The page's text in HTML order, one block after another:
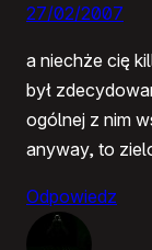
27/02/2007
a niechże cię
był
ogólnej z nim
anyway, to
Odpowiedz